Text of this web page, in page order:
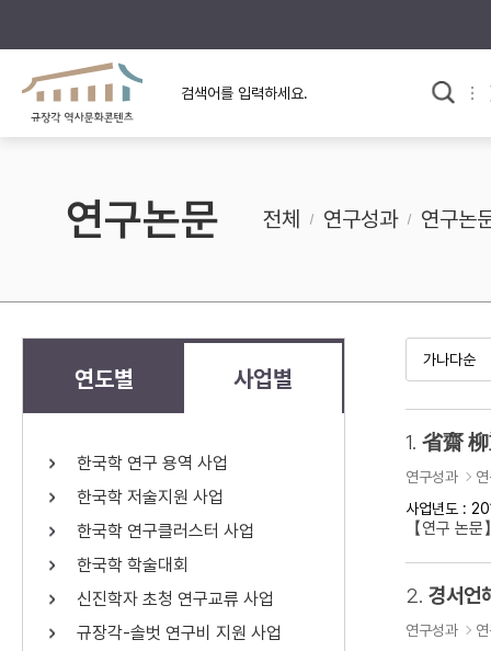
규장각의 어제와 오늘
규장각 소개영상
사료와 문학으로 본
고대
조선 후기
근대
검색 연산자 사용안내
연산자
AND
OR 정조 OR 정약용 “정조” 또는 “
연구논문 전체 연구성과 연구논
연도별 사업별
한국학 연구 용역 사업
한국학 저술지원 사업
한국학 연구클러스터 사업
한국학 학술대회
신진학자 초청 연구교류 사업
규장각-솔벗 연구비 지원 사업
1. 省齋
연구성과
사업년도 :
【연구 논
2. 경서언
연구성과